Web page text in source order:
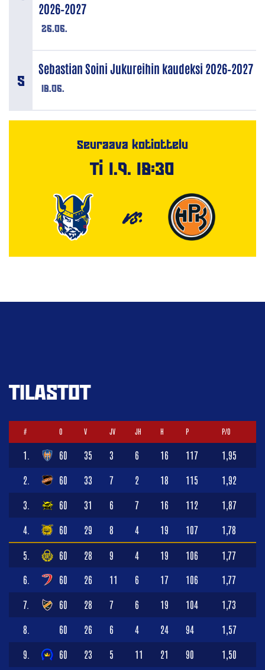
26.06.
2026–2027
18.06.
Sebastian Soini Jukureihin kaudeksi 2026–2027
Seuraava kotiottelu
Ti 1.9. 18:30
VS.
TILASTOT
# O V JV JH H P P/O
1. 60 35 3 6 16 117 1,95
2. 60 33 7 2 18 115 1,92
3. 60 31 6 7 16 112 1,87
4. 60 29 8 4 19 107 1,78
5. 60 28 9 4 19 106 1,77
6. 60 26 11 6 17 106 1,77
7. 60 28 7 6 19 104 1,73
8. 60 26 6 4 24 94 1,57
9. 60 23 5 11 21 90 1,50